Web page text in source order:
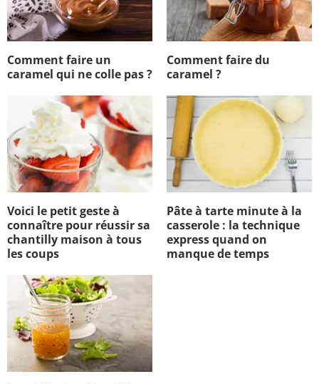
Comment faire un
caramel qui ne colle pas ?
Comment faire du
caramel ?
Voici le petit geste à
connaître pour réussir sa
chantilly maison à tous
les coups
Pâte à tarte minute à la
casserole : la technique
express quand on
manque de temps